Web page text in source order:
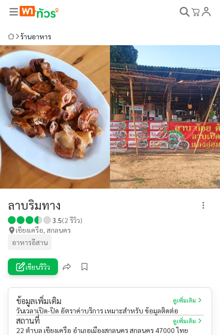
ร้านอาหาร
ลาบริมทาง
3.5(2 รีวิว)
เชียงเครือ, สกลนคร
อาหารอีสาน
เขียนรีวิว
ข้อมูลเพิ่มเติม ดูเพิ่มเติม
วันเวลาเปิด-ปิด อัตราค่าบริการ เหมาะสำหรับ ข้อมูลติดต่อ
สถานที่ ดูเพิ่มเติม
22 ตำบล เชียงเครือ อำเภอเมืองสกลนคร สกลนคร 47000 ไทย